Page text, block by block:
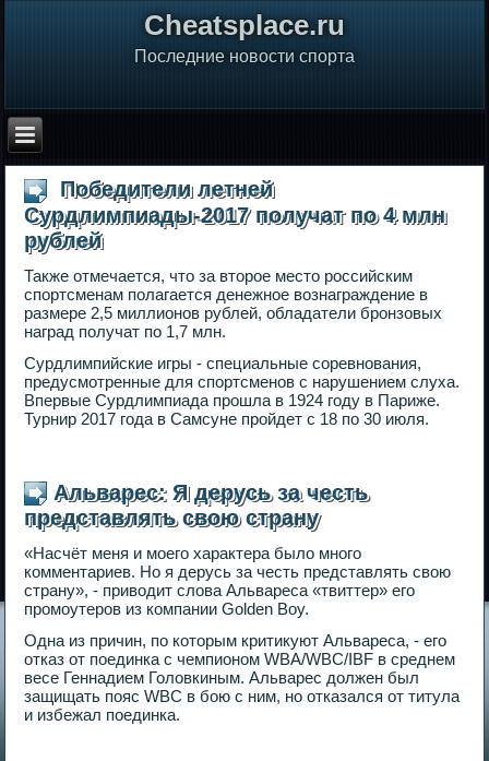
Сheatsplace.ru
Последние новости спорта
Победители летней
Сурдлимпиады-2017 получат по 4 млн
рублей
Также отмечается, что за второе место российским
спортсменам полагается денежное вознаграждение в
размере 2,5 миллионов рублей, обладатели бронзовых
наград получат по 1,7 млн.
Сурдлимпийские игры - специальные соревнования,
предусмотренные для спортсменов с нарушением слуха.
Впервые Сурдлимпиада прошла в 1924 году в Париже.
Турнир 2017 года в Самсуне пройдет с 18 по 30 июля.
Альварес: Я дерусь за честь
представлять свою страну
«Насчёт меня и моего характера было много
комментариев. Но я дерусь за честь представлять свою
страну», - приводит слова Альвареса «твиттер» его
промоутеров из компании Golden Boy.
Одна из причин, по которым критикуют Альвареса, - его
отказ от поединка с чемпионом WBA/WBC/IBF в среднем
весе Геннадием Головкиным. Альварес должен был
защищать пояс WBC в бою с ним, но отказался от титула
и избежал поединка.